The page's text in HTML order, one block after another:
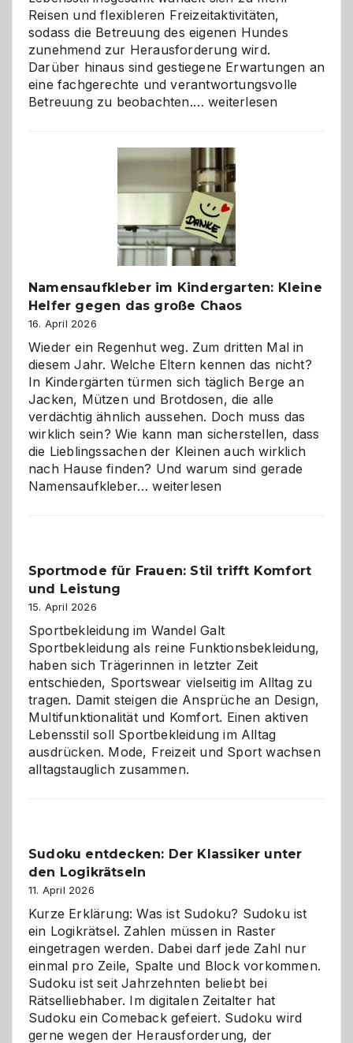
Reisen und flexibleren Freizeitaktivitäten,
sodass die Betreuung des eigenen Hundes
zunehmend zur Herausforderung wird.
Darüber hinaus sind gestiegene Erwartungen an
eine fachgerechte und verantwortungsvolle
Betreuung zu beobachten.…Betreuung
wann
ist
eine
Hundepension
die
richtige
weiterlesen
Namensaufkleber im Kindergarten: Kleine
Helfer gegen das große Chaos
16. April 2026
Wieder ein Regenhut weg. Zum dritten Mal in
diesem Jahr. Welche Eltern kennen das nicht?
In Kindergärten türmen sich täglich Berge an
Jacken, Mützen und Brotdosen, die alle
verdächtig ähnlich aussehen. Doch muss das
wirklich sein? Wie kann man sicherstellen, dass
die Lieblingssachen der Kleinen auch wirklich
nach Hause finden? Und warum sind gerade
Namensaufkleber…Namensaufkleber
gegen
Chaos
weiterlesen
Sportmode für Frauen: Stil trifft Komfort
und Leistung
15. April 2026
Sportbekleidung im Wandel Galt
Sportbekleidung als reine Funktionsbekleidung,
haben sich Trägerinnen in letzter Zeit
entschieden, Sportswear vielseitig im Alltag zu
tragen. Damit steigen die Ansprüche an Design,
Multifunktionalität und Komfort. Einen aktiven
Lebensstil soll Sportbekleidung im Alltag
ausdrücken. Mode, Freizeit und Sport wachsen
alltagstauglich zusammen.
Sudoku entdecken: Der Klassiker unter
den Logikrätseln
11. April 2026
Kurze Erklärung: Was ist Sudoku? Sudoku ist
ein Logikrätsel. Zahlen müssen in Raster
eingetragen werden. Dabei darf jede Zahl nur
einmal pro Zeile, Spalte und Block vorkommen.
Sudoku ist seit Jahrzehnten beliebt bei
Rätselliebhaber. Im digitalen Zeitalter hat
Sudoku ein Comeback gefeiert. Sudoku wird
gerne wegen der Herausforderung, der